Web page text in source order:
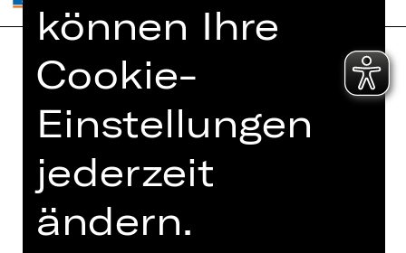
Home
Spielplan
Künstler*innen
Newsletter
Kartenkauf
Abos 26/27
Interner Bereich
ZVB/L
AGB
können Ihre
Cookie-
Einstellungen
jederzeit
ändern.